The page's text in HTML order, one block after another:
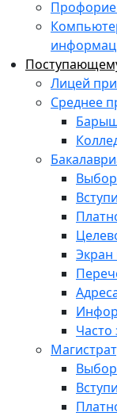
Лицей
Среднее
Экран